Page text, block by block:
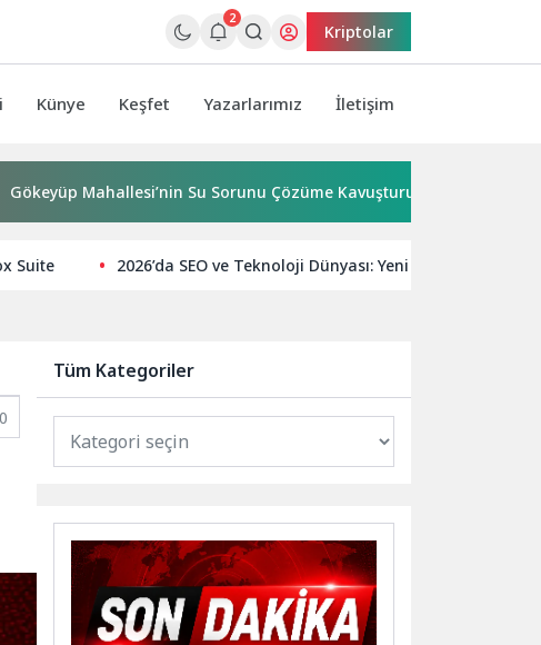
2
Kriptolar
Künye Keşfet Yazarlarımız İletişim
Mahallesi’nin Su Sorunu Çözüme Kavuşturuldu
Suite 2026’da SEO ve Teknoloji Dünyası: Yeni Trendler ve
0
Tüm Kategoriler